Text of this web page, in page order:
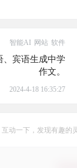
智能AI 网站 软件
、宾语生成中学
作文。
2024-4-18 16:35:27
互动一下，发现有趣的